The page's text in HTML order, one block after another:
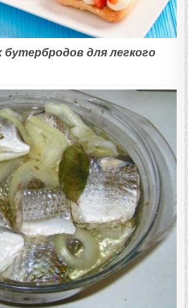
бутербродов для легкого